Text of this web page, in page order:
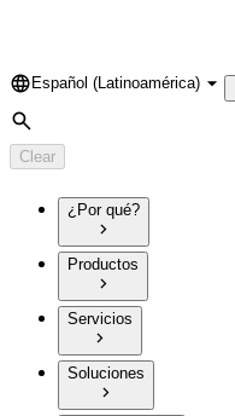
Language
Español (Latinoamérica)
Search
Clear
¿Por qué?
Productos
Servicios
Soluciones